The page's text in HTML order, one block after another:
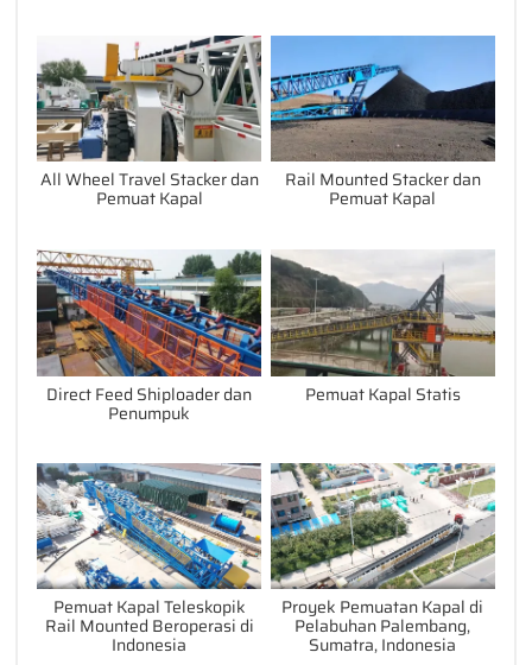
All Wheel Travel Stacker dan
Pemuat Kapal
Rail Mounted Stacker dan
Pemuat Kapal
Direct Feed Shiploader dan
Penumpuk
Pemuat Kapal Statis
Pemuat Kapal Teleskopik
Rail Mounted Beroperasi di
Indonesia
Proyek Pemuatan Kapal di
Pelabuhan Palembang,
Sumatra, Indonesia